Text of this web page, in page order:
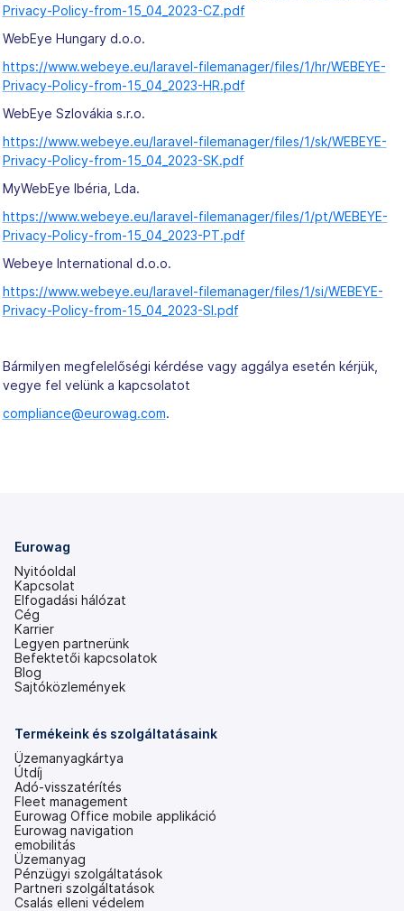
Privacy-Policy-from-15_04_2023-CZ.pdf
WebEye Hungary d.o.o.
https://www.webeye.eu/laravel-filemanager/files/1/hr/WEBEYE-
Privacy-Policy-from-15_04_2023-HR.pdf
WebEye Szlovákia s.r.o.
https://www.webeye.eu/laravel-filemanager/files/1/sk/WEBEYE-
Privacy-Policy-from-15_04_2023-SK.pdf
MyWebEye Ibéria, Lda.
https://www.webeye.eu/laravel-filemanager/files/1/pt/WEBEYE-
Privacy-Policy-from-15_04_2023-PT.pdf
Webeye International d.o.o.
https://www.webeye.eu/laravel-filemanager/files/1/si/WEBEYE-
Privacy-Policy-from-15_04_2023-SI.pdf
Bármilyen megfelelőségi kérdése vagy aggálya esetén kérjük,
vegye fel velünk a kapcsolatot
compliance@eurowag.com.
Eurowag
Nyitóoldal
Kapcsolat
Elfogadási hálózat
Cég
Karrier
Legyen partnerünk
Befektetői kapcsolatok
(új
lapon
Blog
Sajtóközlemények
Termékeink és szolgáltatásaink
Üzemanyagkártya
Útdíj
Adó-visszatérítés
Fleet management
Eurowag Office mobile applikáció
Eurowag navigation
emobilitás
Üzemanyag
Pénzügyi szolgáltatások
Partneri szolgáltatások
Csalás elleni védelem